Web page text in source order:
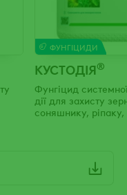
ФУНГІЦИДИ
КУСТОДІЯ®
Фунгіцид
дії для захисту
соняшнику,
овочів від грибних